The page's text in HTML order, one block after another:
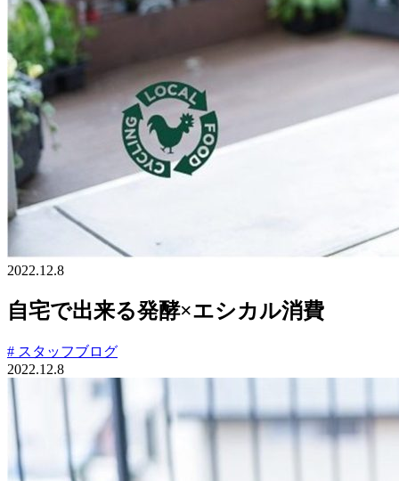
2022.12.8
自宅で出来る発酵×エシカル消費
# スタッフブログ
2022.12.8